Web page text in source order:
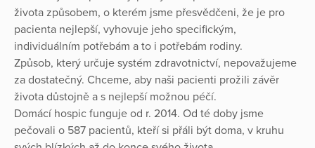
života způsobem, o kterém jsme přesvědčeni, že je pro
pacienta nejlepší, vyhovuje jeho specifickým,
individuálním potřebám a to i potřebám rodiny.
Způsob, který určuje systém zdravotnictví, nepovažujeme
za dostatečný. Chceme, aby naši pacienti prožili závěr
života důstojně a s nejlepší možnou péčí.
Domácí hospic funguje od r. 2014. Od té doby jsme
pečovali o 587 pacientů, kteří si přáli být doma, v kruhu